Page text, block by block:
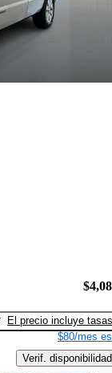
El precio incluye tasas
$80/mes
Verif. disponibilidad